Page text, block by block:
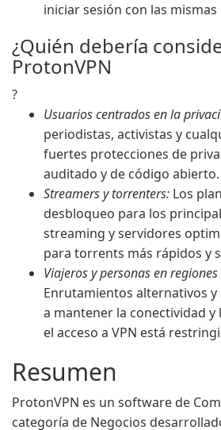
iniciar sesión con las mismas
¿Quién debería
ProtonVPN
?
Usuarios centrados en la
periodistas, activistas y
fuertes protecciones de
auditado y de código abierto.
Streamers y torrenters: Los
desbloqueo para los
streaming y servidores
para torrents más rápidos y
Viajeros y personas en
Enrutamientos alternativos y
a mantener la conectividad
el acceso a VPN está
Resumen
ProtonVPN es un software de
categoría de Negocios